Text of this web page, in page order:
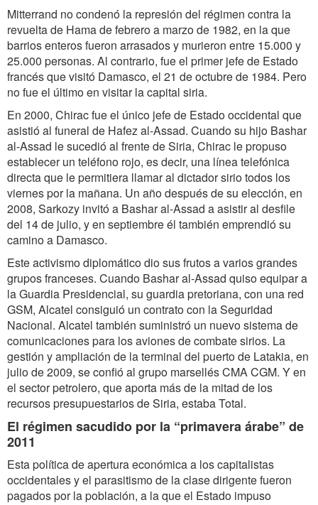
Mitterrand no condenó la represión del régimen contra la
revuelta de Hama de febrero a marzo de 1982, en la que
barrios enteros fueron arrasados y murieron entre 15.000 y
25.000 personas. Al contrario, fue el primer jefe de Estado
francés que visitó Damasco, el 21 de octubre de 1984. Pero
no fue el último en visitar la capital siria.
En 2000, Chirac fue el único jefe de Estado occidental que
asistió al funeral de Hafez al-Assad. Cuando su hijo Bashar
al-Assad le sucedió al frente de Siria, Chirac le propuso
establecer un teléfono rojo, es decir, una línea telefónica
directa que le permitiera llamar al dictador sirio todos los
viernes por la mañana. Un año después de su elección, en
2008, Sarkozy invitó a Bashar al-Assad a asistir al desfile
del 14 de julio, y en septiembre él también emprendió su
camino a Damasco.
Este activismo diplomático dio sus frutos a varios grandes
grupos franceses. Cuando Bashar al-Assad quiso equipar a
la Guardia Presidencial, su guardia pretoriana, con una red
GSM, Alcatel consiguió un contrato con la Seguridad
Nacional. Alcatel también suministró un nuevo sistema de
comunicaciones para los aviones de combate sirios. La
gestión y ampliación de la terminal del puerto de Latakia, en
julio de 2009, se confió al grupo marsellés CMA CGM. Y en
el sector petrolero, que aporta más de la mitad de los
recursos presupuestarios de Siria, estaba Total.
El régimen sacudido por la “primavera árabe” de
2011
Esta política de apertura económica a los capitalistas
occidentales y el parasitismo de la clase dirigente fueron
pagados por la población, a la que el Estado impuso